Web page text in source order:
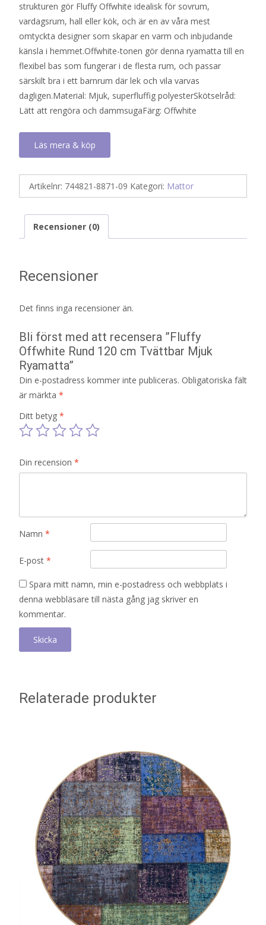
strukturen gör Fluffy Offwhite idealisk för sovrum,
vardagsrum, hall eller kök, och är en av våra mest
omtyckta designer som skapar en varm och inbjudande
känsla i hemmet.Offwhite-tonen gör denna ryamatta till en
flexibel bas som fungerar i de flesta rum, och passar
särskilt bra i ett barnrum där lek och vila varvas
dagligen.Material: Mjuk, superfluffig polyesterSkötselråd:
Lätt att rengöra och dammsugaFärg: Offwhite
Läs mera & köp
Artikelnr: 744821-8871-09 Kategori: Mattor
Recensioner (0)
Recensioner
Det finns inga recensioner än.
Bli först med att recensera ”Fluffy
Offwhite Rund 120 cm Tvättbar Mjuk
Ryamatta”
Din e-postadress kommer inte publiceras. Obligatoriska fält
är märkta *
Ditt betyg *
Din recension *
Namn *
E-post *
Spara mitt namn, min e-postadress och webbplats i
denna webbläsare till nästa gång jag skriver en
kommentar.
Relaterade produkter